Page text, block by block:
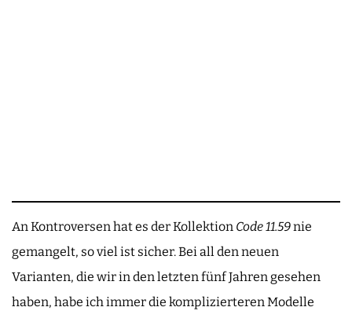
An Kontroversen hat es der Kollektion Code 11.59nie
gemangelt, so viel ist sicher. Bei all den neuen
Varianten, die wir in den letzten fünf Jahren gesehen
haben, habe ich immer die komplizierteren Modelle